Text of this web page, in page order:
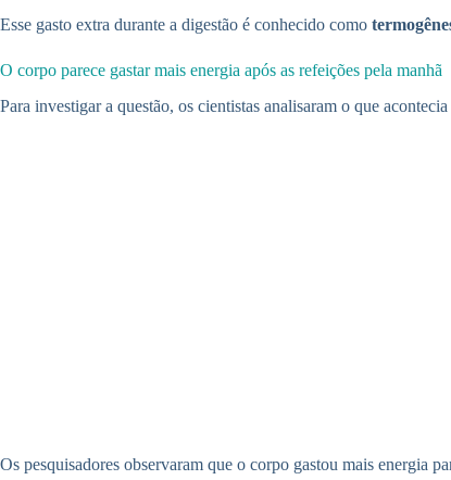
Esse gasto extra durante a digestão é conhecido como
O corpo parece gastar mais energia após as refeições pela manhã
Para investigar a questão, os cientistas analisaram o que
Os pesquisadores observaram que o corpo gastou mais energia